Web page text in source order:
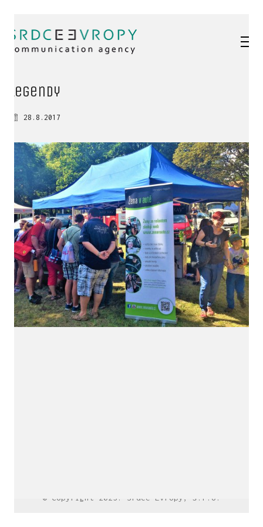
legendy
28.8.2017
© Copyright 2025. Srdce Evropy, s.r.o.